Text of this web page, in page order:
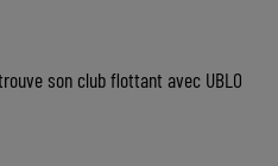
son club flottant avec UBLO